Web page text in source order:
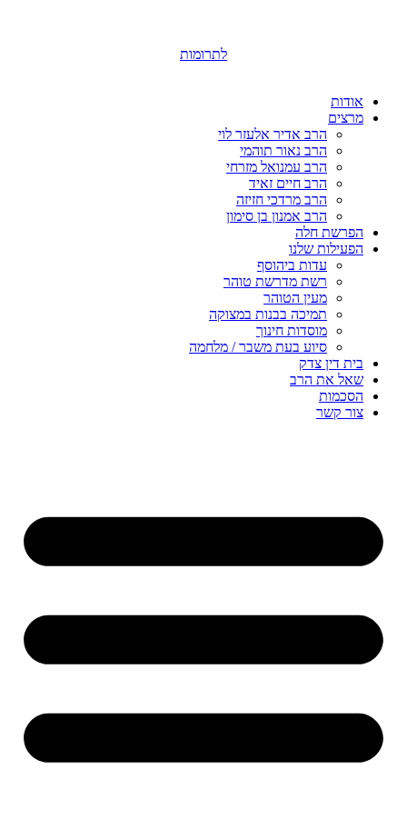
לתרומות
אודות
מרצים
הרב אדיר אלעזר לוי
הרב נאור תוהמי
הרב עמנואל מזרחי
הרב חיים זאיד
הרב מרדכי חזיזה
הרב אמנון בן סימון
הפרשת חלה
הפעילות שלנו
עדות ביהוסף
רשת מדרשת טוהר
מעין הטוהר
תמיכה בבנות במצוקה
מוסדות חינוך
סיוע בעת משבר / מלחמה
בית דין צדק
שאל את הרב
הסכמות
צור קשר